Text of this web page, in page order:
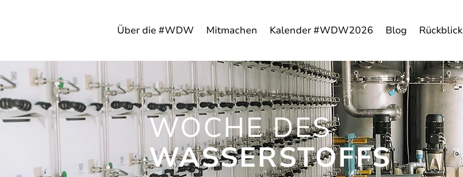
Über die #WDW Mitmachen Kalender #WDW2026 Blog Rückblick
WOCHE DES
WASSERSTOFFS